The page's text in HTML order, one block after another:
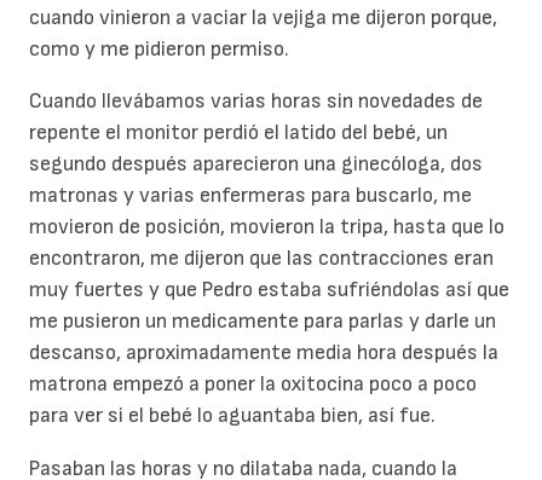
cuando vinieron a vaciar la vejiga me dijeron porque,
como y me pidieron permiso.
Cuando llevábamos varias horas sin novedades de
repente el monitor perdió el latido del bebé, un
segundo después aparecieron una ginecóloga, dos
matronas y varias enfermeras para buscarlo, me
movieron de posición, movieron la tripa, hasta que lo
encontraron, me dijeron que las contracciones eran
muy fuertes y que Pedro estaba sufriéndolas así que
me pusieron un medicamente para parlas y darle un
descanso, aproximadamente media hora después la
matrona empezó a poner la oxitocina poco a poco
para ver si el bebé lo aguantaba bien, así fue.
Pasaban las horas y no dilataba nada, cuando la